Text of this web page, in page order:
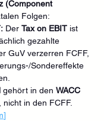
(Component
Folgen:
Der Tax on EBIT ist
gezahlte
GuV verzerren FCFF,
Sondereffekte
gehört in den WACC
, nicht in den FCFF.
]